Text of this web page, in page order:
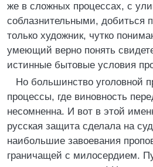
же в сложных процессах, с
соблазнительными, добиться
только художник, чутко
умеющий верно понять
истинные бытовые условия
Но большинство уголовной
процессы, где виновность
несомненна. И вот в этой
русская защита сделала на
наибольшие завоевания
граничащей с милосердием.